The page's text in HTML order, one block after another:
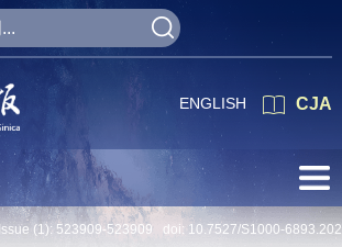
CJA
ENGLISH
Issue (1): 523909-523909 doi: 10.7527/S1000-